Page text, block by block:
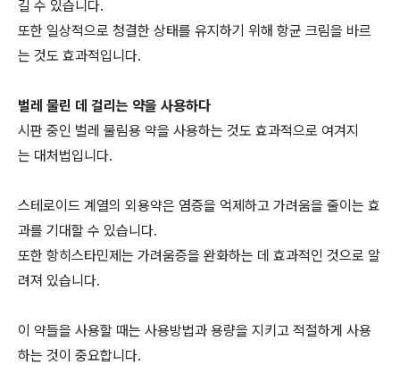
길 수 있습니다.
또한 일상적으로 청결한 상태를 유지하기 위해 항균 크림을 바르
는 것도 효과적입니다.
벌레 물린 데 걸리는 약을 사용하다
시판 중인 벌레 물림용 약을 사용하는 것도 효과적으로 여겨지
는 대처법입니다.
스테로이드 계열의 외용약은 염증을 억제하고 가려움을 줄이는 효
과를 기대할 수 있습니다.
또한 항히스타민제는 가려움증을 완화하는 데 효과적인 것으로 알
려져 있습니다.
이 약들을 사용할 때는 사용방법과 용량을 지키고 적절하게 사용
하는 것이 중요합니다.